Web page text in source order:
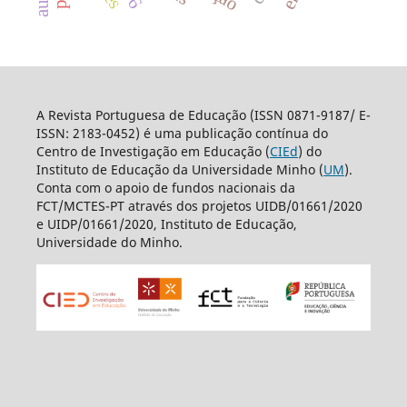
A Revista Portuguesa de Educação (ISSN 0871-9187/ E-
ISSN: 2183-0452) é uma publicação contínua do
Centro de Investigação em Educação (CIEd) do
Instituto de Educação da Universidade Minho (UM).
Conta com o apoio de fundos nacionais da
FCT/MCTES-PT através dos projetos UIDB/01661/2020
e UIDP/01661/2020, Instituto de Educação,
Universidade do Minho.